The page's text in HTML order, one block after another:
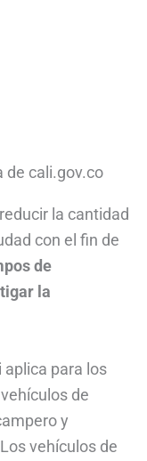
de cali.gov.co
la cantidad
con el fin de
de
la
aplica para los
de
y
vehículos de